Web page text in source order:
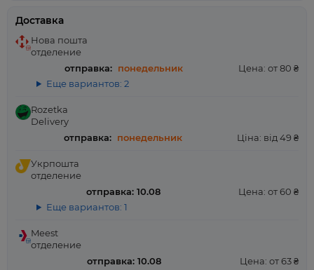
Доставка
Нова пошта
отделение
отправка: понедельник
Цена: от 80 ₴
Еще вариантов: 2
Rozetka
Delivery
отправка: понедельник Ціна: від 49 ₴
Укрпошта
отделение
отправка: 10.08
Цена: от 60 ₴
Еще вариантов: 1
Meest
отделение
отправка: 10.08
Цена: от 63 ₴